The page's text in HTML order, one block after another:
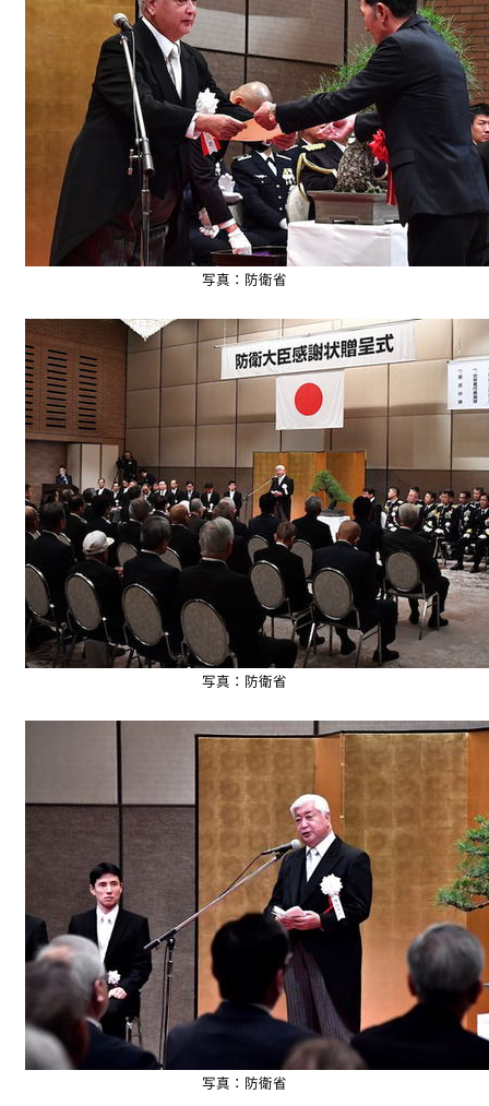
写真：防衛省
写真：防衛省
写真：防衛省